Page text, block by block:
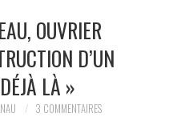
OUVRIER
D’UN
LÀ »
3 COMMENTAIRES